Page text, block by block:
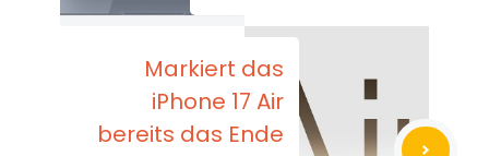
Markiert das
iPhone 17 Air
bereits das Ende